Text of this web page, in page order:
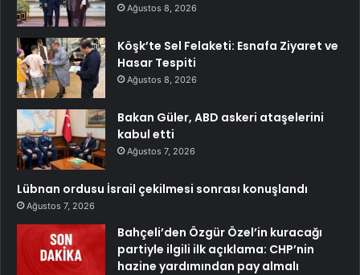
Ağustos 8, 2026
Köşk’te Sel Felaketi: Esnafa Ziyaret ve
Hasar Tespiti
Ağustos 8, 2026
Bakan Güler, ABD askeri ataşelerini
kabul etti
Ağustos 7, 2026
Lübnan ordusu İsrail çekilmesi sonrası konuşlandı
Ağustos 7, 2026
Bahçeli’den Özgür Özel’in kuracağı
partiyle ilgili ilk açıklama: CHP’nin
hazine yardımından pay almalı